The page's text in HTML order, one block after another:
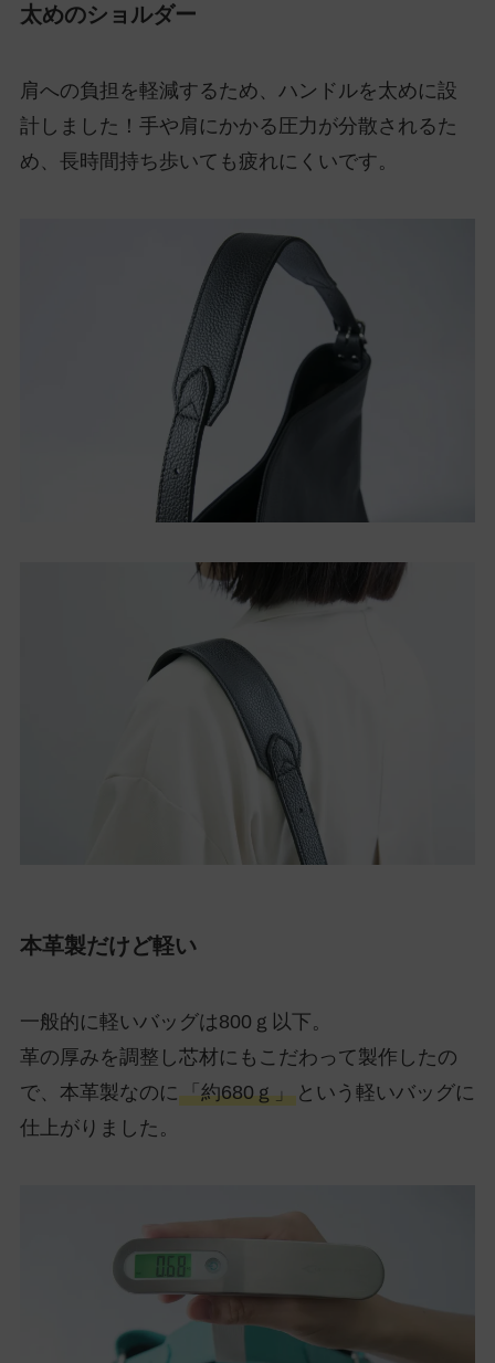
太めのショルダー
肩への負担を軽減するため、ハンドルを太めに設
計しました！手や肩にかかる圧力が分散されるた
め、長時間持ち歩いても疲れにくいです。
本革製だけど軽い
一般的に軽いバッグは800ｇ以下。
革の厚みを調整し芯材にもこだわって製作したの
で、本革製なのに「約680ｇ」という軽いバッグに
仕上がりました。